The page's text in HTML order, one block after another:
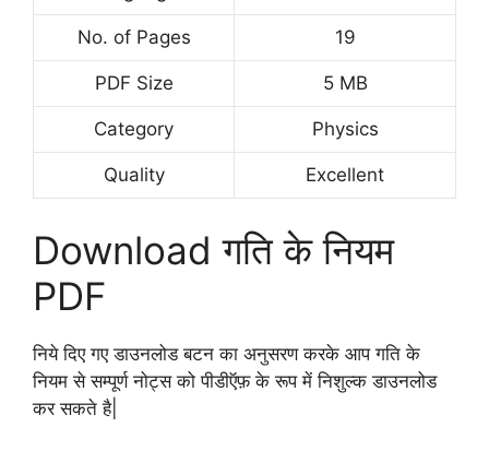
No. of Pages 19
PDF Size 5 MB
Category Physics
Quality Excellent
Download गति के नियम
PDF
निये दिए गए डाउनलोड बटन का अनुसरण करके आप गति के
नियम से सम्पूर्ण नोट्स को पीडीऍफ़ के रूप में निशुल्क डाउनलोड
कर सकते है|